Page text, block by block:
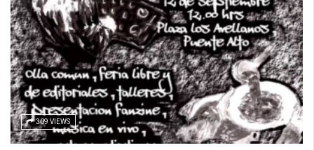
309 VIEWS